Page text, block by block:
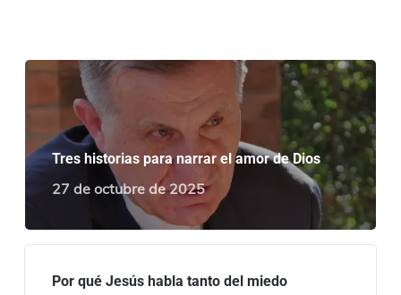
Tres historias para narrar el amor de Dios
27 de octubre de 2025
Por qué Jesús habla tanto del miedo